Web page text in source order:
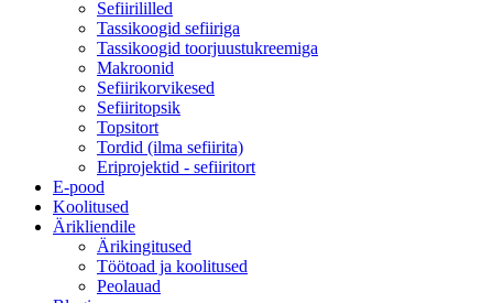
Sefiirililled
Tassikoogid sefiiriga
Tassikoogid toorjuustukreemiga
Makroonid
Sefiirikorvikesed
Sefiiritopsik
Topsitort
Tordid (ilma sefiirita)
Eriprojektid - sefiiritort
E-pood
Koolitused
Ärikliendile
Ärikingitused
Töötoad ja koolitused
Peolauad